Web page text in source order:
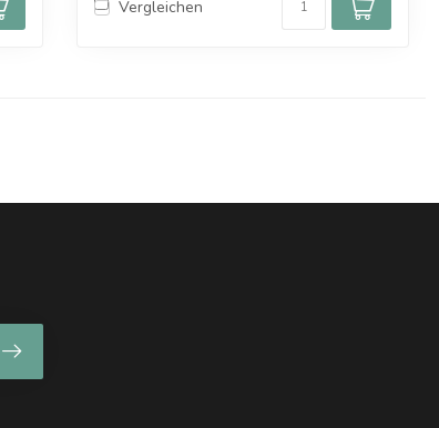
Vergleichen